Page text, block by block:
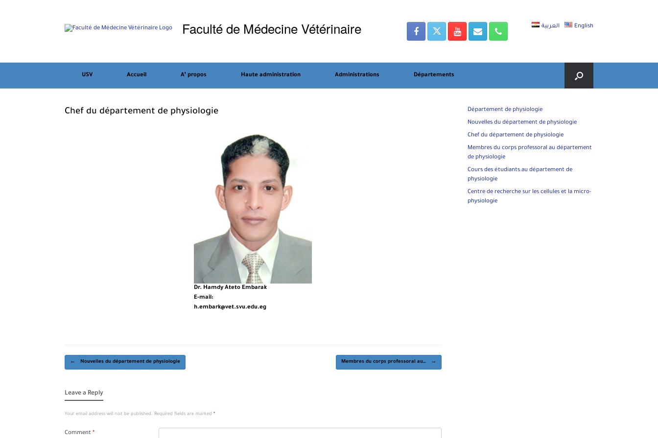
Faculté de Médecine Vétérinaire العربية English
USV Accueil A’ propos Haute administration Administrations Départements
Chef du département de physiologie
Dr. Hamdy Ateto Embarak
E-mail:
h.embark@vet.svu.edu.eg
Post navigation
← Nouvelles du département de physiologie Membres du corps professoral au… →
Leave a Reply
Your email address will not be published. Required fields are marked *
Comment *
Département de physiologie
Nouvelles du département de physiologie
Chef du département de physiologie
Membres du corps professoral au département
de physiologie
Cours des étudiants au département de
physiologie
Centre de recherche sur les cellules et la micro-
physiologie